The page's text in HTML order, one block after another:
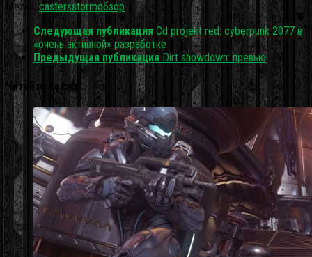
Метки: castersstormобзор
Следующая публикация Cd projekt red: cyberpunk 2077 в
«очень активной» разработке
Предыдущая публикация Dirt showdown: превью
Читайте также: